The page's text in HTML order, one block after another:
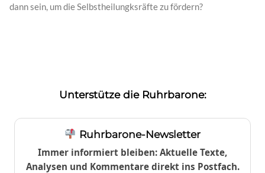
dann sein, um die Selbstheilungksräfte zu fördern?
Unterstütze die Ruhrbarone:
Ruhrbarone-Newsletter
Immer informiert bleiben: Aktuelle Texte,
Analysen und Kommentare direkt ins Postfach.